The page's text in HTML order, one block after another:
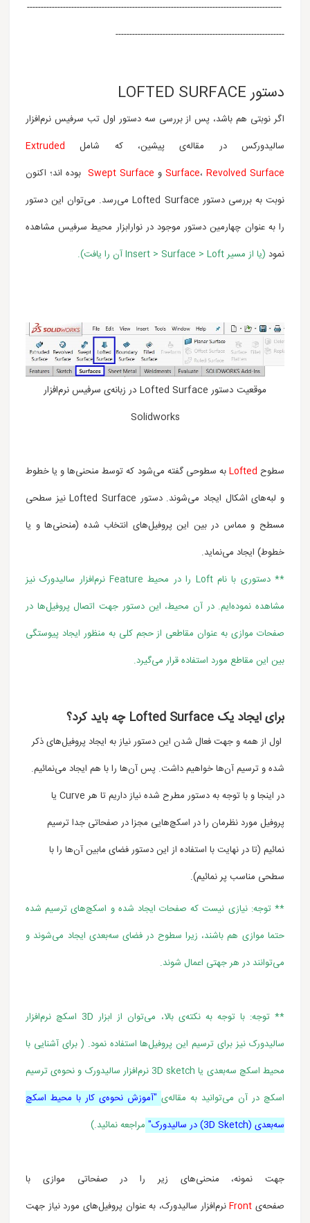
--------------------------------------------------------------------------------------------
-------------------------------------------------------------
دستور LOFTED SURFACE
اگر نوبتی هم باشد، پس از بررسی سه دستور اول تب سرفیس نرم‌افزار
سالیدورکس در مقاله‌ی پیشین، که شامل Extruded
Surface، Revolved Surface و Swept Surface بوده اند؛ اکنون
نوبت به بررسی دستور Lofted Surface می‌رسد. می‌توان این دستور
را به عنوان چهارمین دستور موجود در نوارابزار محیط سرفیس مشاهده
نمود (یا از مسیر Insert > Surface > Loft آن را یافت).
موقعیت دستور Lofted Surface در زبانه‌ی سرفیس نرم‌افزار
Solidworks
سطوح Loftedبه سطوحی گفته می‌شود که توسط منحنی‌ها و یا خطوط
و لبه‌های اشکال ایجاد می‌شوند. دستور Lofted Surface نیز سطحی
مسطح و مماس در بین این پروفیل‌های انتخاب شده (منحنی‌ها و یا
خطوط) ایجاد می‌نماید.
** دستوری با نام Loft را در محیط Feature نرم‌افزار سالیدورک نیز
مشاهده نموده‌ایم. در آن محیط، این دستور جهت اتصال پروفیل‌ها در
صفحات موازی به عنوان مقاطعی از حجم کلی به منظور ایجاد پیوستگی
بین این مقاطع مورد استفاده قرار می‌گیرد.
برای ایجاد یک Lofted Surface چه باید کرد؟
اول از همه و جهت فعال شدن این دستور نیاز به ایجاد پروفیل‌های ذکر
شده و ترسیم آن‌ها خواهیم داشت. پس آن‌ها را با هم ایجاد می‌نمائیم.
در اینجا و با توجه به دستور مطرح شده نیاز داریم تا هر Curve یا
پروفیل مورد نظرمان را در اسکچ‌هایی مجزا در صفحاتی جدا ترسیم
نمائیم (تا در نهایت با استفاده از این دستور فضای مابین آن‌ها را با
سطحی مناسب پر نمائیم).
** توجه: نیازی نیست که صفحات ایجاد شده و اسکچ‌های ترسیم شده
حتما موازی هم باشند، زیرا سطوح در فضای سه‌بعدی ایجاد می‌شوند و
می‌توانند در هر جهتی اعمال شوند.
** توجه: با توجه به نکته‌ی بالا، می‌توان از ابزار 3D اسکچ نرم‌افزار
سالیدورک نیز برای ترسیم این پروفیل‌ها استفاده نمود. ( برای آشنایی با
محیط اسکچ سه‌بعدی یا 3D sketch نرم‌افزار سالیدورک و نحوه‌ی ترسیم
اسکچ در آن می‌توانید به مقاله‌ی "آموزش نحوه‌ی کار با محیط اسکچ
سه‌بعدی (3D Sketch) در سالیدورک"
مراجعه نمائید.)
جهت نمونه، منحنی‌های زیر را در صفحاتی موازی با
صفحه‌ی Frontنرم‌افزار سالیدورک، به عنوان پروفیل‌های مورد نیاز جهت